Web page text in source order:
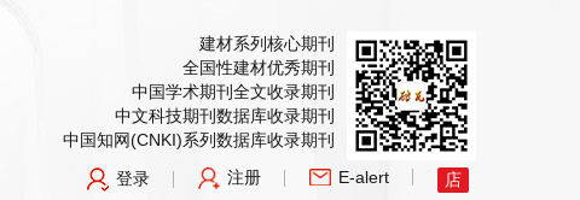
建材系列核心期刊
全国性建材优秀期刊
中国学术期刊全文收录期刊
中文科技期刊数据库收录期刊
中国知网(CNKI)系列数据库收录期刊
登录
注册 E-alert 店